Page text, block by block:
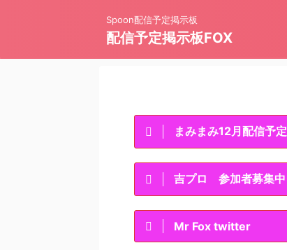
Spoon配信予定掲示板
配信予定掲示板FOX
まみまみ12月配信予定
吉プロ 参加者募集中
Mr Fox twitter